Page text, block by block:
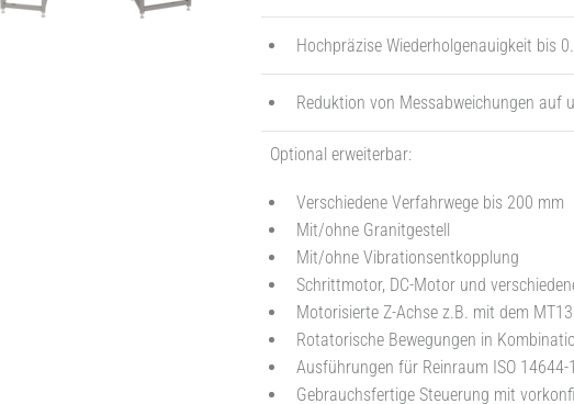
Hochpräzise Wiederholgenauigkeit bis
Reduktion von Messabweichungen auf
Optional erweiterbar:
Verschiedene Verfahrwege bis 200 mm
Mit/ohne Granitgestell
Mit/ohne Vibrationsentkopplung
Schrittmotor, DC-Motor und
Motorisierte Z-Achse z.B. mit dem
Rotatorische Bewegungen in
Ausführungen für Reinraum ISO
Gebrauchsfertige Steuerung mit